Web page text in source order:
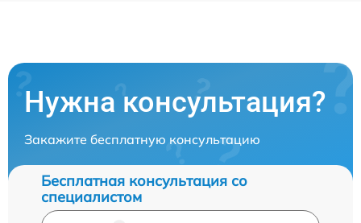
Нужна консультация?
Закажите бесплатную консультацию
Бесплатная консультация со
специалистом